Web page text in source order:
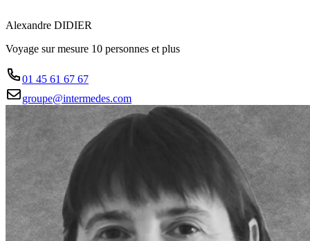
Alexandre DIDIER
Voyage sur mesure 10 personnes et plus
01 45 61 67 67
groupe@intermedes.com